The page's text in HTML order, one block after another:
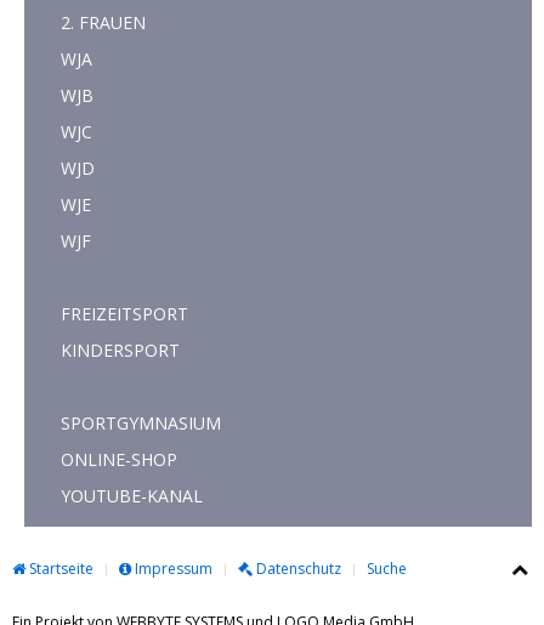
2. FRAUEN
WJA
WJB
WJC
WJD
WJE
WJF
FREIZEITSPORT
KINDERSPORT
SPORTGYMNASIUM
ONLINE-SHOP
YOUTUBE-KANAL
Startseite Impressum Datenschutz Suche